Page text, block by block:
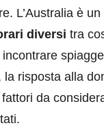
L’Australia è un
diversi tra
risposta alla
da